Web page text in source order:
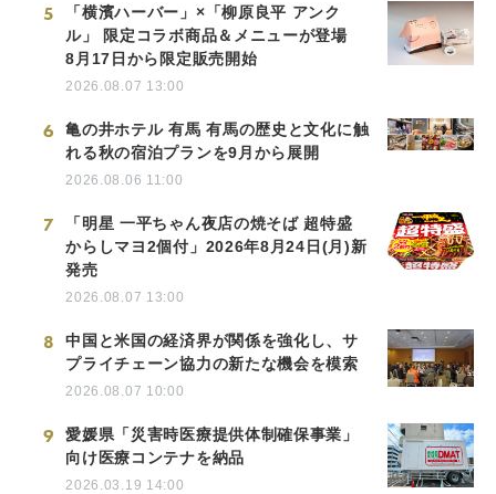
5
「横濱ハーバー」×「柳原良平 アンク
ル」 限定コラボ商品＆メニューが登場
8月17日から限定販売開始
2026.08.07 13:00
6
亀の井ホテル 有馬 有馬の歴史と文化に触
れる秋の宿泊プランを9月から展開
2026.08.06 11:00
7
「明星 一平ちゃん夜店の焼そば 超特盛
からしマヨ2個付」2026年8月24日(月)新
発売
2026.08.07 13:00
8
中国と米国の経済界が関係を強化し、サ
プライチェーン協力の新たな機会を模索
2026.08.07 10:00
9
愛媛県「災害時医療提供体制確保事業」
向け医療コンテナを納品
2026.03.19 14:00